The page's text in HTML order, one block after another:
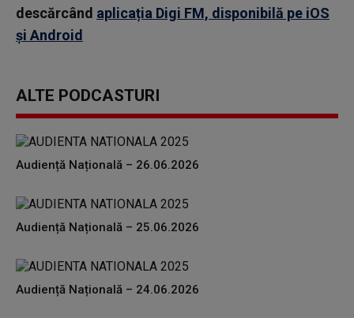
descărcând aplicația Digi FM, disponibilă pe iOS
și Android
ALTE PODCASTURI
Audiență Națională – 26.06.2026
Audiență Națională – 25.06.2026
Audiență Națională – 24.06.2026